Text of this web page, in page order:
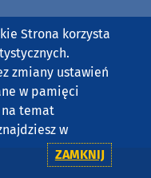
Strona korzysta
zmiany ustawień
w pamięci
temat
w
ZAMKNIJ